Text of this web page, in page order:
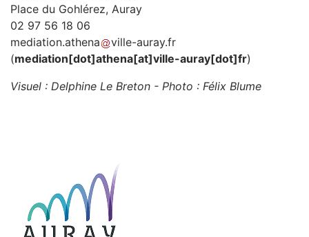
Place du Gohlérez, Auray
02 97 56 18 06
mediation.athena ville-auray.fr
(mediation[dot]athena[at]ville-auray[dot]fr)
Visuel : Delphine Le Breton - Photo : Félix Blume